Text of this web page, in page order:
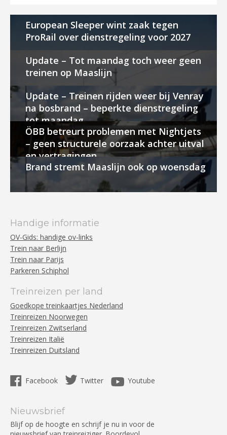
European Sleeper wint zaak tegen
ProRail over dienstregeling voor 2027
Update – Tot maandag toch weer geen
treinen op Maaslijn
Update – Treinen rijden weer bij Venray
na bosbrand – beperkte dienstregeling
tot maandag
ÖBB betreurt problemen met Nightjets
– geen structurele oorzaak achter uitval
en vertragingen
Brand stremt Maaslijn ook op woensdag
Handige informatie
OV-Gids: handige ov-links
Trein naar Berlijn
Trein naar Parijs
Parkeren Schiphol
Treinreizen per land
Goedkope treinkaartjes Nederland
Treinreizen Noorwegen
Treinreizen Zwitserland
Treinreizen Italië
Treinreizen Duitsland
Facebook Twitter Youtube
Nieuwsbrief
Blijf op de hoogte en schrijf je nu in voor de